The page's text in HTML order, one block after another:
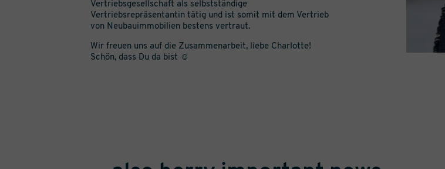
Vertriebsgesellschaft als selbstständige
Vertriebsrepräsentantin tätig und ist somit mit dem Vertrieb
von Neubauimmobilien bestens vertraut.
Wir freuen uns auf die Zusammenarbeit, liebe Charlotte!
Schön, dass Du da bist ☺️